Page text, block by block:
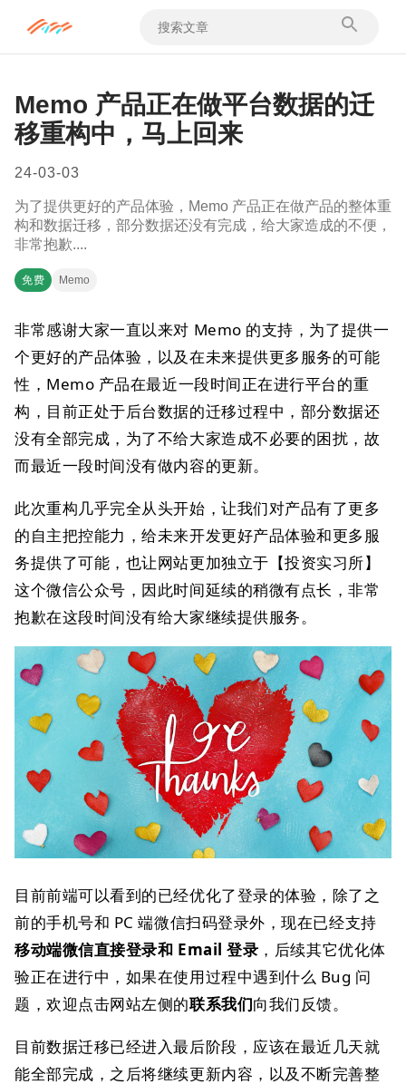
Memo 产品正在做平台数据的迁
移重构中，马上回来
24-03-03
为了提供更好的产品体验，Memo 产品正在做产品的整体重
构和数据迁移，部分数据还没有完成，给大家造成的不便，
非常抱歉....
免费 Memo
非常感谢大家一直以来对 Memo 的支持，为了提供一
个更好的产品体验，以及在未来提供更多服务的可能
性，Memo 产品在最近一段时间正在进行平台的重
构，目前正处于后台数据的迁移过程中，部分数据还
没有全部完成，为了不给大家造成不必要的困扰，故
而最近一段时间没有做内容的更新。
此次重构几乎完全从头开始，让我们对产品有了更多
的自主把控能力，给未来开发更好产品体验和更多服
务提供了可能，也让网站更加独立于【投资实习所】
这个微信公众号，因此时间延续的稍微有点长，非常
抱歉在这段时间没有给大家继续提供服务。
目前前端可以看到的已经优化了登录的体验，除了之
前的手机号和 PC 端微信扫码登录外，现在已经支持
移动端微信直接登录和 Email 登录 ，后续其它优化体
验正在进行中，如果在使用过程中遇到什么 Bug 问
题，欢迎点击网站左侧的联系我们向我们反馈。
目前数据迁移已经进入最后阶段，应该在最近几天就
能全部完成，之后将继续更新内容，以及不断完善整